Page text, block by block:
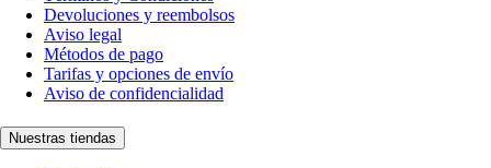
Devoluciones y reembolsos
Aviso legal
Métodos de pago
Tarifas y opciones de envío
Aviso de confidencialidad
Nuestras tiendas